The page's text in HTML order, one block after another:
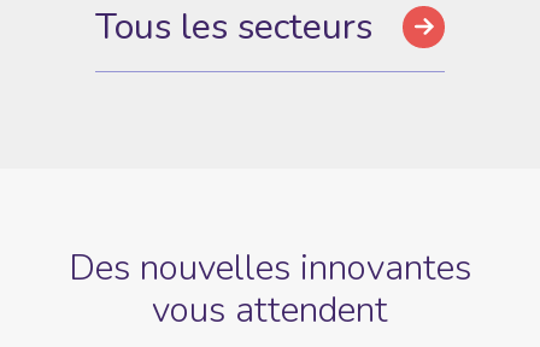
Tous les secteurs
Des nouvelles innovantes
vous attendent